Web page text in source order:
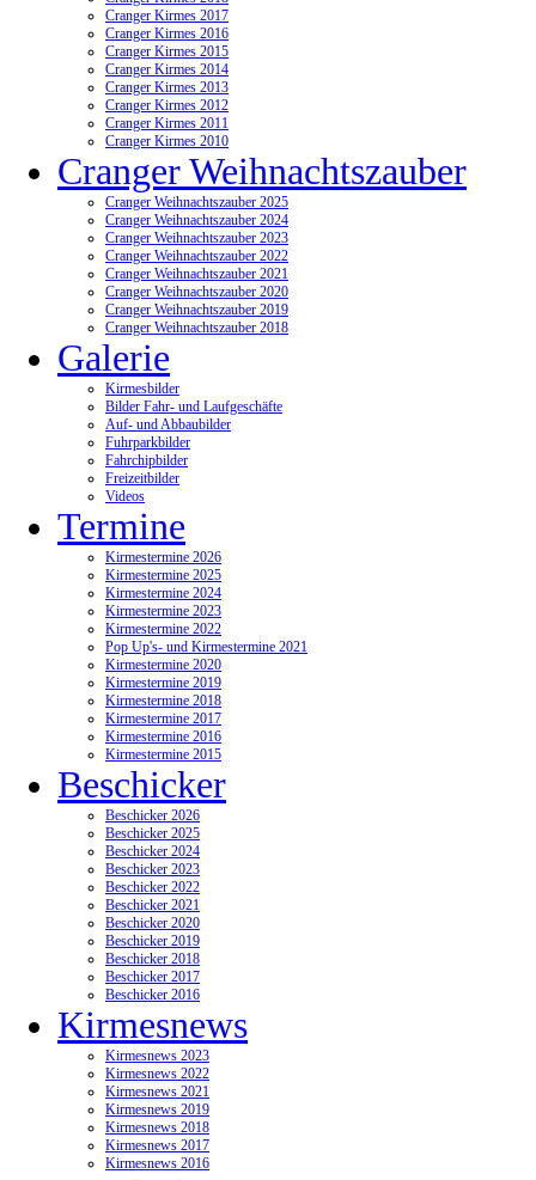
Cranger Kirmes 2017
Cranger Kirmes 2016
Cranger Kirmes 2015
Cranger Kirmes 2014
Cranger Kirmes 2013
Cranger Kirmes 2012
Cranger Kirmes 2011
Cranger Kirmes 2010
Cranger Weihnachtszauber
Cranger Weihnachtszauber 2025
Cranger Weihnachtszauber 2024
Cranger Weihnachtszauber 2023
Cranger Weihnachtszauber 2022
Cranger Weihnachtszauber 2021
Cranger Weihnachtszauber 2020
Cranger Weihnachtszauber 2019
Cranger Weihnachtszauber 2018
Galerie
Kirmesbilder
Bilder Fahr- und Laufgeschäfte
Auf- und Abbaubilder
Fuhrparkbilder
Fahrchipbilder
Freizeitbilder
Videos
Termine
Kirmestermine 2026
Kirmestermine 2025
Kirmestermine 2024
Kirmestermine 2023
Kirmestermine 2022
Pop Up's- und Kirmestermine 2021
Kirmestermine 2020
Kirmestermine 2019
Kirmestermine 2018
Kirmestermine 2017
Kirmestermine 2016
Kirmestermine 2015
Beschicker
Beschicker 2026
Beschicker 2025
Beschicker 2024
Beschicker 2023
Beschicker 2022
Beschicker 2021
Beschicker 2020
Beschicker 2019
Beschicker 2018
Beschicker 2017
Beschicker 2016
Kirmesnews
Kirmesnews 2023
Kirmesnews 2022
Kirmesnews 2021
Kirmesnews 2019
Kirmesnews 2018
Kirmesnews 2017
Kirmesnews 2016